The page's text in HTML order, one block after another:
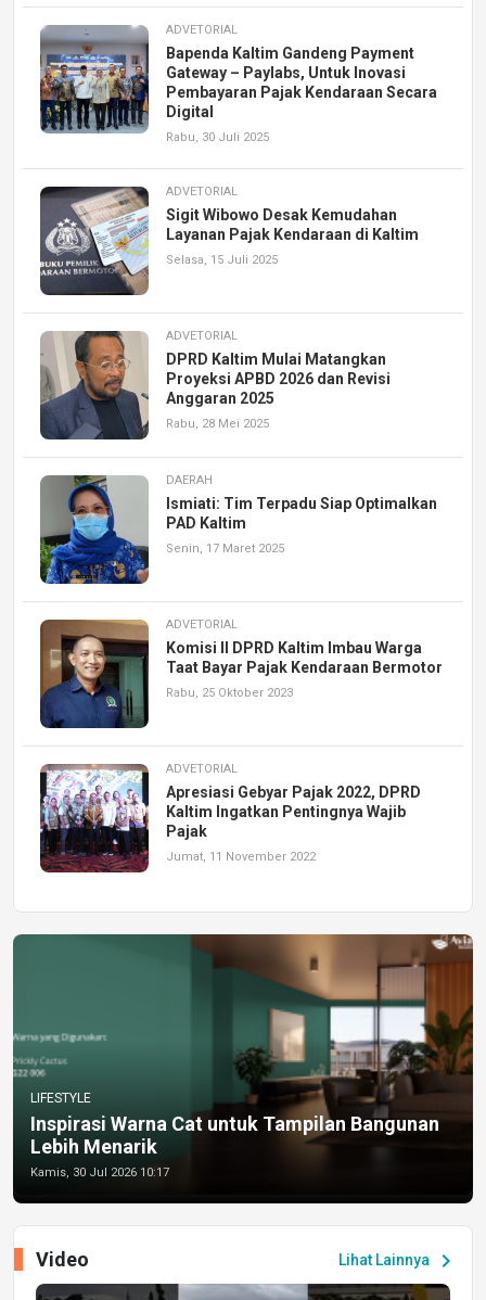
ADVETORIAL
Bapenda Kaltim Gandeng Payment
Gateway – Paylabs, Untuk Inovasi
Pembayaran Pajak Kendaraan Secara
Digital
Rabu, 30 Juli 2025
ADVETORIAL
Sigit Wibowo Desak Kemudahan
Layanan Pajak Kendaraan di Kaltim
Selasa, 15 Juli 2025
ADVETORIAL
DPRD Kaltim Mulai Matangkan
Proyeksi APBD 2026 dan Revisi
Anggaran 2025
Rabu, 28 Mei 2025
DAERAH
Ismiati: Tim Terpadu Siap Optimalkan
PAD Kaltim
Senin, 17 Maret 2025
ADVETORIAL
Komisi II DPRD Kaltim Imbau Warga
Taat Bayar Pajak Kendaraan Bermotor
Rabu, 25 Oktober 2023
ADVETORIAL
Apresiasi Gebyar Pajak 2022, DPRD
Kaltim Ingatkan Pentingnya Wajib
Pajak
Jumat, 11 November 2022
LIFESTYLE
Inspirasi Warna Cat untuk Tampilan Bangunan
Lebih Menarik
Kamis, 30 Jul 2026 10:17
Lihat Lainnya chevron_right
Video